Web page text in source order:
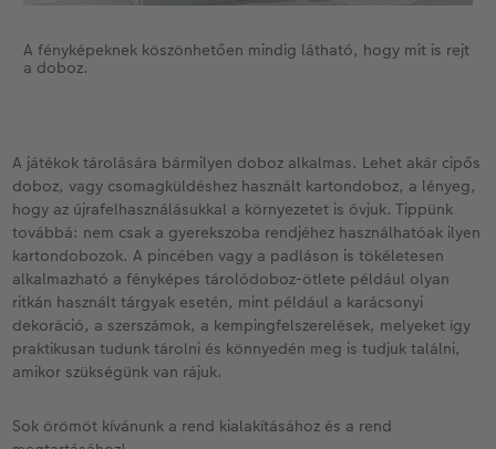
A fényképeknek köszönhetően mindig látható, hogy mit is rejt
a doboz.
A játékok tárolására bármilyen doboz alkalmas. Lehet akár cipős
doboz, vagy csomagküldéshez használt kartondoboz, a lényeg,
hogy az újrafelhasználásukkal a környezetet is óvjuk. Tippünk
továbbá: nem csak a gyerekszoba rendjéhez használhatóak ilyen
kartondobozok. A pincében vagy a padláson is tökéletesen
alkalmazható a fényképes tárolódoboz-ötlete például olyan
ritkán használt tárgyak esetén, mint például a karácsonyi
dekoráció, a szerszámok, a kempingfelszerelések, melyeket így
praktikusan tudunk tárolni és könnyedén meg is tudjuk találni,
amikor szükségünk van rájuk.
Sok örömöt kívánunk a rend kialakításához és a rend